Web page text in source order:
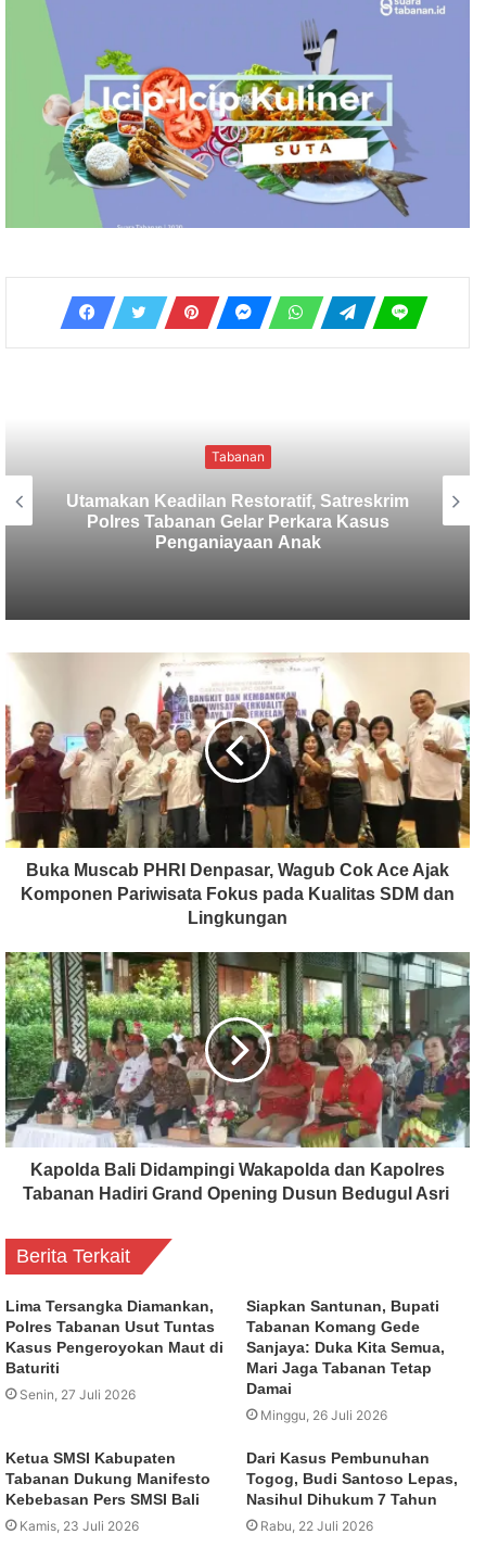
Tabanan
Sekretaris SMSI Tabanan Maju Jadi
Kandidat Ketua IMI Bali, Ketua SMSI
Tabanan Berikan Dukungan
Buka Muscab PHRI Denpasar, Wagub Cok Ace Ajak
Komponen Pariwisata Fokus pada Kualitas SDM dan
Lingkungan
Kapolda Bali Didampingi Wakapolda dan Kapolres
Tabanan Hadiri Grand Opening Dusun Bedugul Asri
Berita Terkait
Lima Tersangka Diamankan,
Polres Tabanan Usut Tuntas
Kasus Pengeroyokan Maut di
Baturiti
Senin, 27 Juli 2026
Siapkan Santunan, Bupati
Tabanan Komang Gede
Sanjaya: Duka Kita Semua,
Mari Jaga Tabanan Tetap
Damai
Minggu, 26 Juli 2026
Ketua SMSI Kabupaten
Tabanan Dukung Manifesto
Kebebasan Pers SMSI Bali
Kamis, 23 Juli 2026
Dari Kasus Pembunuhan
Togog, Budi Santoso Lepas,
Nasihul Dihukum 7 Tahun
Rabu, 22 Juli 2026